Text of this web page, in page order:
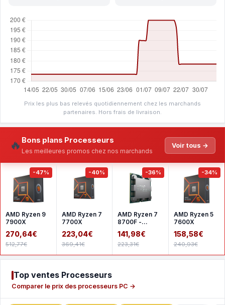
Prix les plus bas relevés quotidiennement chez les marchands
partenaires. Hors frais de livraison.
🔥 Bons plans Processeurs
Les meilleures promos chez nos marchands
Voir tous →
-47%
AMD Ryzen 9
7900X
270,64€
512,77€
-40%
AMD Ryzen 7
7700X
223,04€
369,41€
-36%
AMD Ryzen 7
8700F -
Version tray
141,98€
223,31€
-34%
AMD Ryzen 5
7600X
158,58€
240,93€
Top ventes Processeurs
Comparer le prix des processeurs PC →